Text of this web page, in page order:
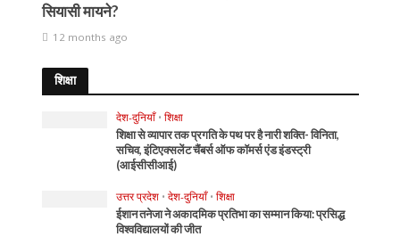
सियासी मायने?
12 months ago
शिक्षा
देश-दुनियाँ • शिक्षा
शिक्षा से व्यापार तक प्रगति के पथ पर है नारी शक्ति- विनिता,
सचिव, इंटिएक्सलेंट चैंबर्स ऑफ कॉमर्स एंड इंडस्ट्री
(आईसीसीआई)
उत्तर प्रदेश • देश-दुनियाँ • शिक्षा
ईशान तनेजा ने अकादमिक प्रतिभा का सम्मान किया: प्रसिद्ध
विश्वविद्यालयों की जीत